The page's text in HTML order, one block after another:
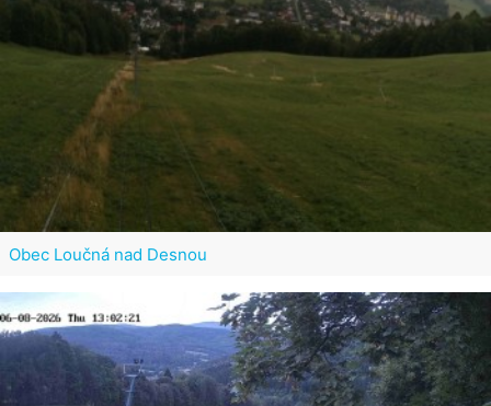
Obec Loučná nad Desnou